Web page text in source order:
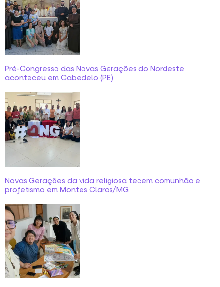
Pré-Congresso das Novas Gerações do Nordeste
aconteceu em Cabedelo (PB)
Novas Gerações da vida religiosa tecem comunhão e
profetismo em Montes Claros/MG